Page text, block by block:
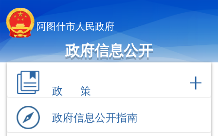
阿图什市人民政府
政府信息公开
政府信息公开指南
政府信息公开制度